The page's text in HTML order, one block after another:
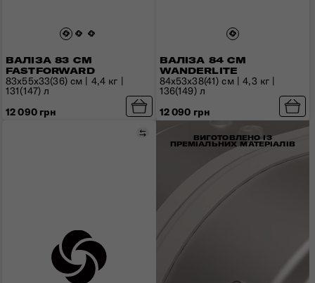
ВАЛІЗА 83 СМ
FASTFORWARD
83x55x33(36) см | 4,4 кг |
131(147) л
12 090 грн
ВАЛІЗА 84 СМ
WANDERLITE
84x53x38(41) см | 4,3 кг |
136(149) л
12 090 грн
Порівняти
ВИГОТОВЛЕНО ІЗ
ПРЕМІАЛЬНИХ МАТЕРІАЛІВ